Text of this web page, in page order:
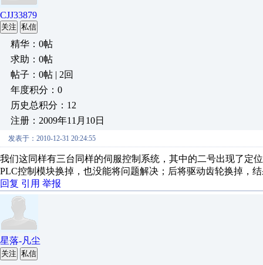
CJJ33879
关注 私信
精华：0帖
求助：0帖
帖子：0帖 | 2回
年度积分：0
历史总积分：12
注册：2009年11月10日
发表于：2010-12-31 20:24:55
我们这同样有三台同样的伺服控制系统，其中的二号出现了定
PLC控制模块换掉，也没能将问题解决；后将驱动齿轮换掉，
回复 引用 举报
星落-凡尘
关注 私信